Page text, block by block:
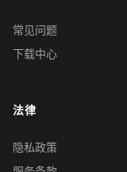
常见问题
下载中心
法律
隐私政策